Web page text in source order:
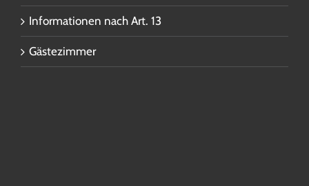
Informationen nach Art. 13
Gästezimmer